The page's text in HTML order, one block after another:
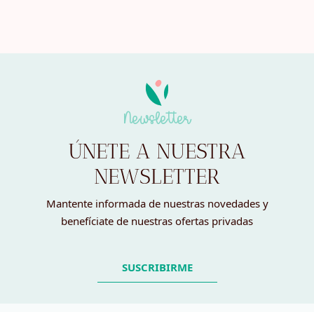
Newsletter
ÚNETE A NUESTRA
NEWSLETTER
Mantente informada de nuestras novedades y
benefíciate de nuestras ofertas privadas
SUSCRIBIRME